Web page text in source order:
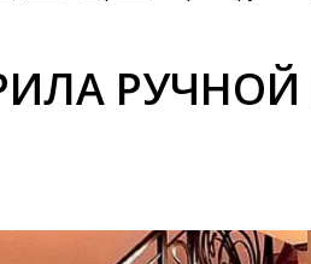
РУЧНОЙ